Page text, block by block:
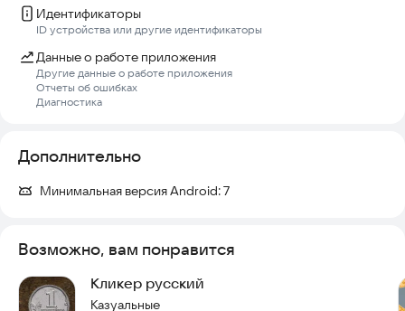
Открой Кликер Кликодил и начни кликать.
Прокачивай свой счёт и собирай виртуальные монеты!
Чем больше играешь – тем больше монет получаешь!
Скачивай прямо сейчас и начни свой путь к приключениям с
Кликером Кликодил!
Идентификаторы
ID устройства или другие идентификаторы
Данные о работе приложения
Другие данные о работе приложения
Отчеты об ошибках
Диагностика
Дополнительно
Минимальная версия Android:7
Возможно, вам понравится
Кликер русский
Казуальные